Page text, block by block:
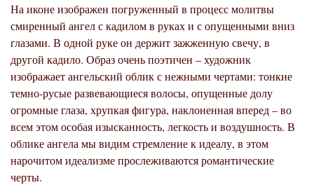
На иконе изображен погруженный в процесс молитвы
смиренный ангел с кадилом в руках и с опущенными вниз
глазами. В одной руке он держит зажженную свечу, в
другой кадило. Образ очень поэтичен – художник
изображает ангельский облик с нежными чертами: тонкие
темно-русые развевающиеся волосы, опущенные долу
огромные глаза, хрупкая фигура, наклоненная вперед – во
всем этом особая изысканность, легкость и воздушность. В
облике ангела мы видим стремление к идеалу, в этом
нарочитом идеализме прослеживаются романтические
черты.